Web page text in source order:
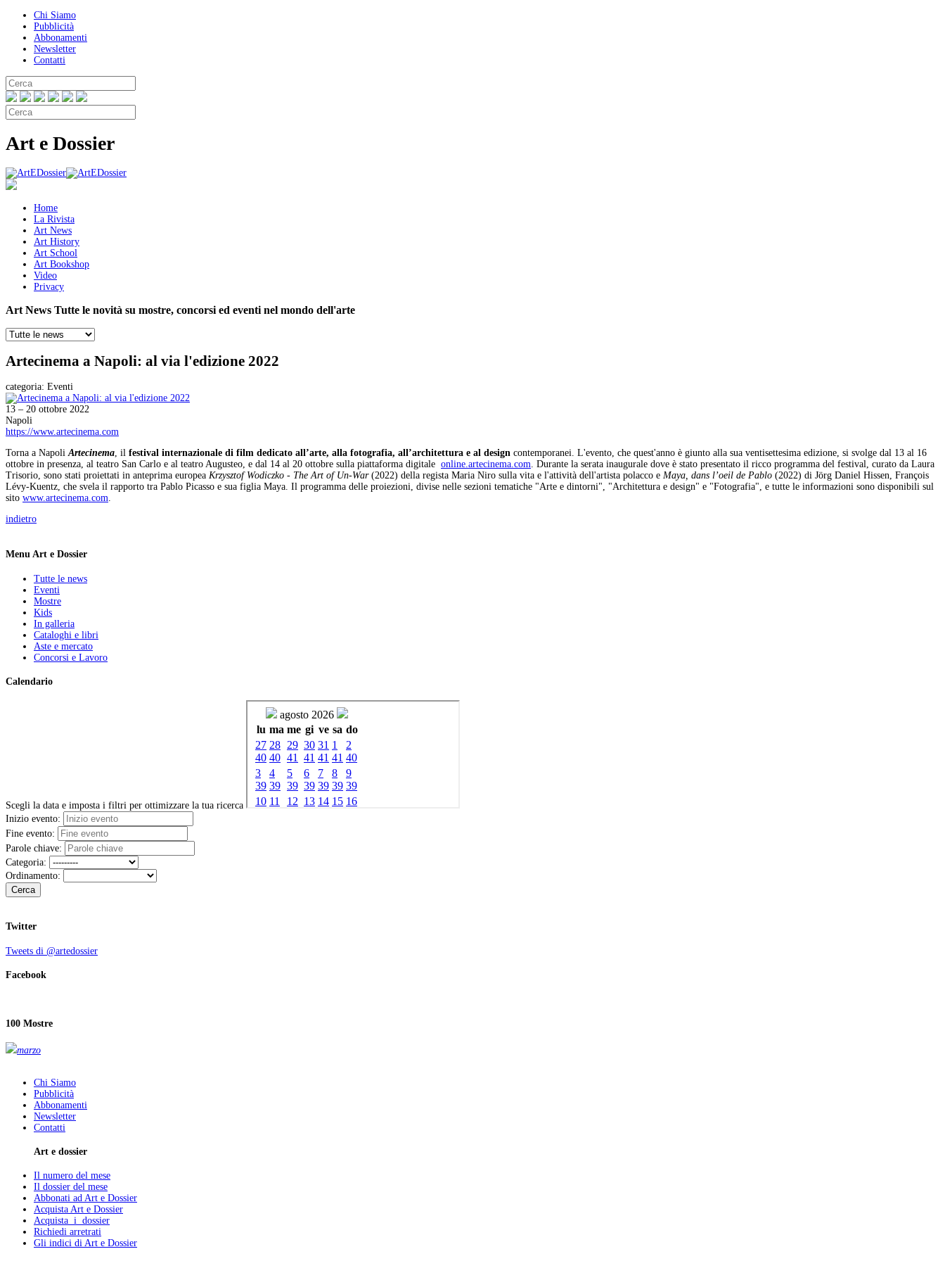
Chi Siamo
Pubblicità
Abbonamenti
Newsletter
Contatti
Art e Dossier
Home
La Rivista
Art News
Art History
Art School
Art Bookshop
Video
Privacy
Art News Tutte le novità su mostre, concorsi ed eventi nel mondo dell'arte
Artecinema a Napoli: al via l'edizione 2022
categoria: Eventi
13 – 20 ottobre 2022
Napoli
https://www.artecinema.com
Torna a NapoliArtecinema, il festival internazionale di film dedicato all’arte, alla fotografia, all’architettura e al design contemporanei. L'evento, che quest'anno è giunto alla sua ventisettesima edizione, si svolge dal 13 al 16
ottobre in presenza, al teatro San Carlo e al teatro Augusteo, e dal 14 al 20 ottobre sulla piattaforma digitale online.artecinema.com. Durante la serata inaugurale dove è stato presentato il ricco programma del festival, curato da Laura
Trisorio, sono stati proiettati in anteprima europea Krzysztof Wodiczko - The Art of Un-War (2022) della regista Maria Niro sulla vita e l'attività dell'artista polacco e Maya, dans l’oeil de Pablo (2022) di Jörg Daniel Hissen, François
Lévy-Kuentz, che svela il rapporto tra Pablo Picasso e sua figlia Maya. Il programma delle proiezioni, divise nelle sezioni tematiche "Arte e dintorni", "Architettura e design" e "Fotografia", e tutte le informazioni sono disponibili sul
sito www.artecinema.com.
indietro
Menu Art e Dossier
Tutte le news
Eventi
Mostre
Kids
In galleria
Cataloghi e libri
Aste e mercato
Concorsi e Lavoro
Calendario
Scegli la data e imposta i filtri per ottimizzare la tua ricerca
Inizio evento:
Fine evento:
Parole chiave:
Categoria:
Ordinamento:
Cerca
Twitter
Tweets di @artedossier
Facebook
100 Mostre
marzo
Chi Siamo
Pubblicità
Abbonamenti
Newsletter
Contatti
Art e dossier
Il numero del mese
Il dossier del mese
Abbonati ad Art e Dossier
Acquista Art e Dossier
Acquista i dossier
Richiedi arretrati
Gli indici di Art e Dossier